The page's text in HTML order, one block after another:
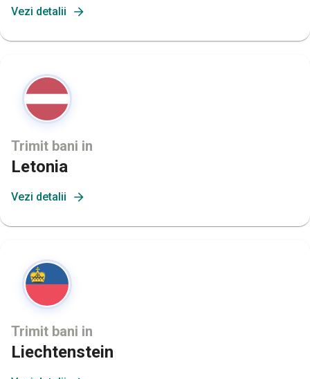
Vezi detalii
Trimit bani in
Letonia
Vezi detalii
Trimit bani in
Liechtenstein